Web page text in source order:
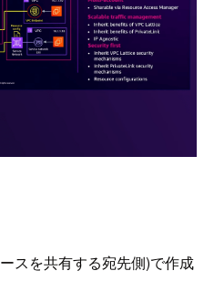
スを共有する宛先側)で作成